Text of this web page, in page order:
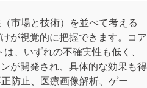
市場と技術）を並べて考える
が視覚的に把握できます。コア
、いずれの不確実性も低く、
が開発され、具体的な効果も得
防止、医療画像解析、ゲー